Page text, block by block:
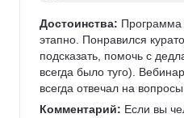
Достоинства: Программа
этапно. Понравился
подсказать, помочь с
всегда было туго).
всегда отвечал на вопросы.
Комментарий: Если вы